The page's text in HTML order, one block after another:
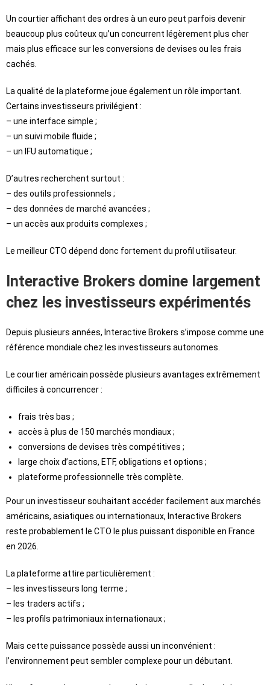
Un courtier affichant des ordres à un euro peut parfois devenir
beaucoup plus coûteux qu’un concurrent légèrement plus cher
mais plus efficace sur les conversions de devises ou les frais
cachés.
La qualité de la plateforme joue également un rôle important.
Certains investisseurs privilégient :
– une interface simple ;
– un suivi mobile fluide ;
– un IFU automatique ;
D’autres recherchent surtout :
– des outils professionnels ;
– des données de marché avancées ;
– un accès aux produits complexes ;
Le meilleur CTO dépend donc fortement du profil utilisateur.
Interactive Brokers domine largement
chez les investisseurs expérimentés
Depuis plusieurs années, Interactive Brokers s’impose comme une
référence mondiale chez les investisseurs autonomes.
Le courtier américain possède plusieurs avantages extrêmement
difficiles à concurrencer :
frais très bas ;
accès à plus de 150 marchés mondiaux ;
conversions de devises très compétitives ;
large choix d’actions, ETF, obligations et options ;
plateforme professionnelle très complète.
Pour un investisseur souhaitant accéder facilement aux marchés
américains, asiatiques ou internationaux, Interactive Brokers
reste probablement le CTO le plus puissant disponible en France
en 2026.
La plateforme attire particulièrement :
– les investisseurs long terme ;
– les traders actifs ;
– les profils patrimoniaux internationaux ;
Mais cette puissance possède aussi un inconvénient :
l’environnement peut sembler complexe pour un débutant.